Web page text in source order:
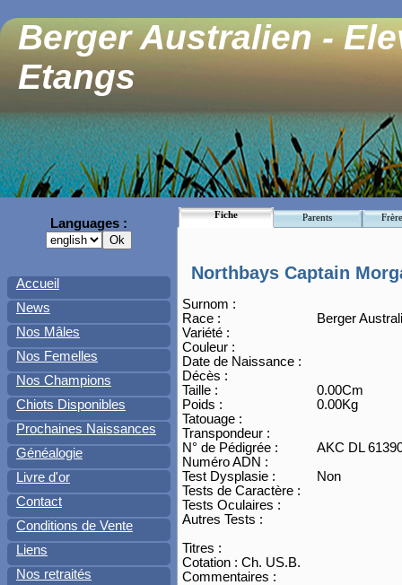
Berger Australien -
Etangs
Languages :
Accueil
News
Nos Mâles
Nos Femelles
Nos Champions
Chiots Disponibles
Prochaines Naissances
Généalogie
Livre d'or
Contact
Conditions de Vente
Liens
Nos retraités
Fiche Parents
Northbays Captain
Surnom :
Race :
Berger
Variété :
Couleur :
Date de Naissance :
Décès :
Taille :
0.00Cm
Poids :
0.00Kg
Tatouage :
Transpondeur :
N° de Pédigrée :
AKC DL
Numéro ADN :
Test Dysplasie :
Non
Tests de Caractère :
Tests Oculaires :
Autres Tests :
Titres :
Cotation : Ch. US.B.
Commentaires :